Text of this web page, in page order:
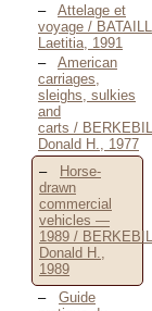
Attelage et
voyage /
Laetitia, 1991
American
carriages,
sleighs, sulkies
and
carts /
Donald H., 1977
Horse-
drawn
commercial
vehicles —
1989 /
Donald H.,
1989
Guide